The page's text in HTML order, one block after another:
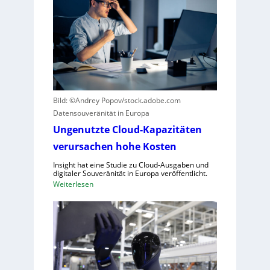
R
o
o
t
i
k
e
r
ü
d
e
k
u
r
z
e
r
B
l
i
c
k
a
u
f
R
A
E
U
-
Bild: ©Andrey Popov/stock.adobe.com
Datensouveränität in Europa
Ungenutzte Cloud-Kapazitäten
verursachen hohe Kosten
Insight hat eine Studie zu Cloud-Ausgaben und
digitaler Souveränität in Europa veröffentlicht.
Weiterlesen:
e
n
u